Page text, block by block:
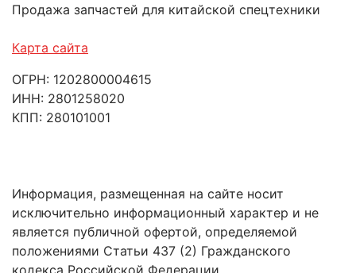
Продажа запчастей для китайской спецтехники
Карта сайта
ОГРН: 1202800004615
ИНН: 2801258020
КПП: 280101001
Информация, размещенная на сайте носит
исключительно информационный характер и не
является публичной офертой, определяемой
положениями Статьи 437 (2) Гражданского
кодекса Российской Федерации.